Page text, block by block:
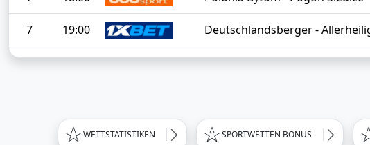
7 19:00 Deutschlandsberger -
WETTSTATISTIKEN SPORTWETTEN BONUS